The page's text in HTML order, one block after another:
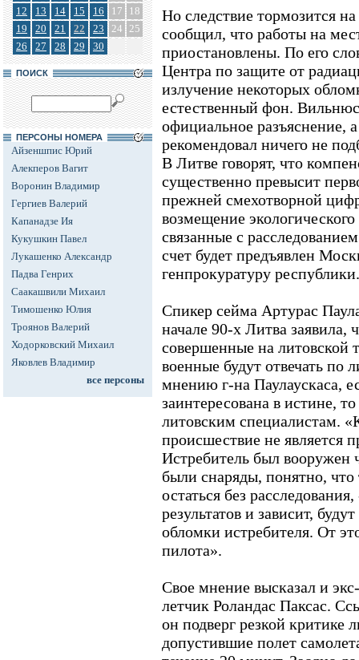
12
13 14 15 16 17
18
19
20 21 22 23 24 25
26
27 28 29 30
ПОИСК
ПЕРСОНЫ НОМЕРА
Айзеншпис Юрий
Алекперов Вагит
Воронин Владимир
Гергиев Валерий
Капанадзе Ия
Кукушкин Павел
Лукашенко Александр
Падва Генрих
Саакашвили Михаил
Тимошенко Юлия
Троянов Валерий
Ходорковский Михаил
Яковлев Владимир
все персоны
Но следствие тормозится
сообщил, что работы на
приостановлены. По его
Центра по защите от
излучение некоторых
естественный фон.
официальное разъяснение,
рекомендовал ничего не
В Литве говорят, что
существенно превысит
прежней смехотворной
возмещение
связанные с
счет будет предъявлен
генпрокуратуру республики.
Спикер сейма Артурас
начале 90-х Литва заявила,
совершенные на литовской
военные будут отвечать по
мнению г-на Паулаускаса,
заинтересована в истине,
литовским специалистам.
происшествие не является
Истребитель был вооружен
были снаряды, понятно, что
остаться без
результатов и зависит,
обломки истребителя. От
пилота».
Свое мнение высказал и
летчик Роландас Паксас.
он подверг резкой
допустившие полет